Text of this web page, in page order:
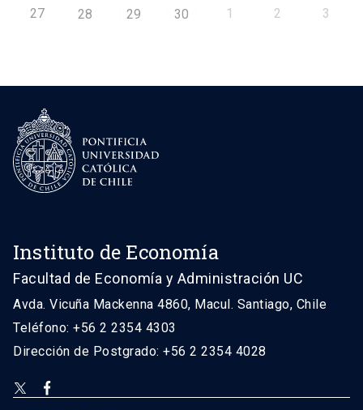
27 28 29 30 1 2 3
Instituto de Economía
Facultad de Economía y Administración UC
Avda. Vicuña Mackenna 4860, Macul. Santiago, Chile
Teléfono: +56 2 2354 4303
Dirección de Postgrado: +56 2 2354 4028